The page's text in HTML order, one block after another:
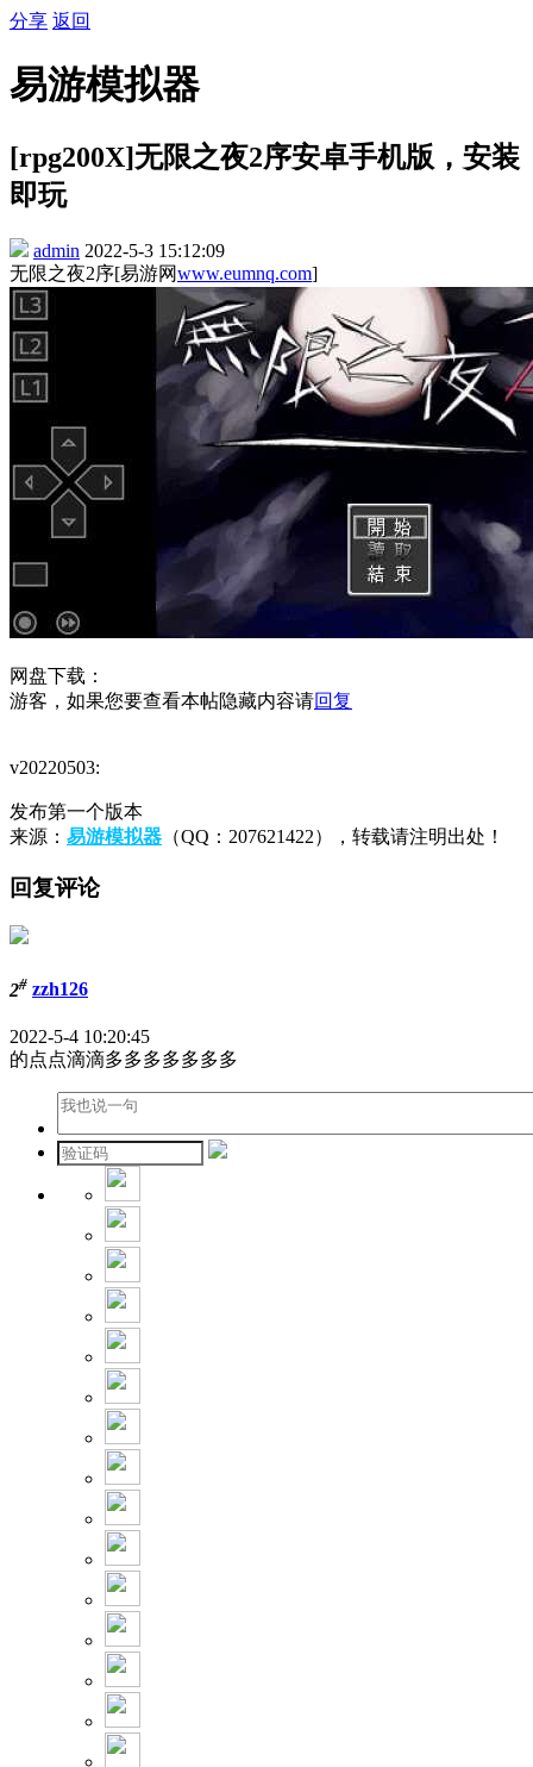
分享 返回
易游模拟器
[rpg200X]无限之夜2序安卓手机版，安装
即玩
admin 2022-5-3 15:12:09
无限之夜2序[易游网www.eumnq.com]
网盘下载：
游客，如果您要查看本帖隐藏内容请回复
v20220503:
发布第一个版本
来源： 易游模拟器 （QQ：207621422），转载请注明出处！
回复评论
2# zzh126
2022-5-4 10:20:45
的点点滴滴多多多多多多多